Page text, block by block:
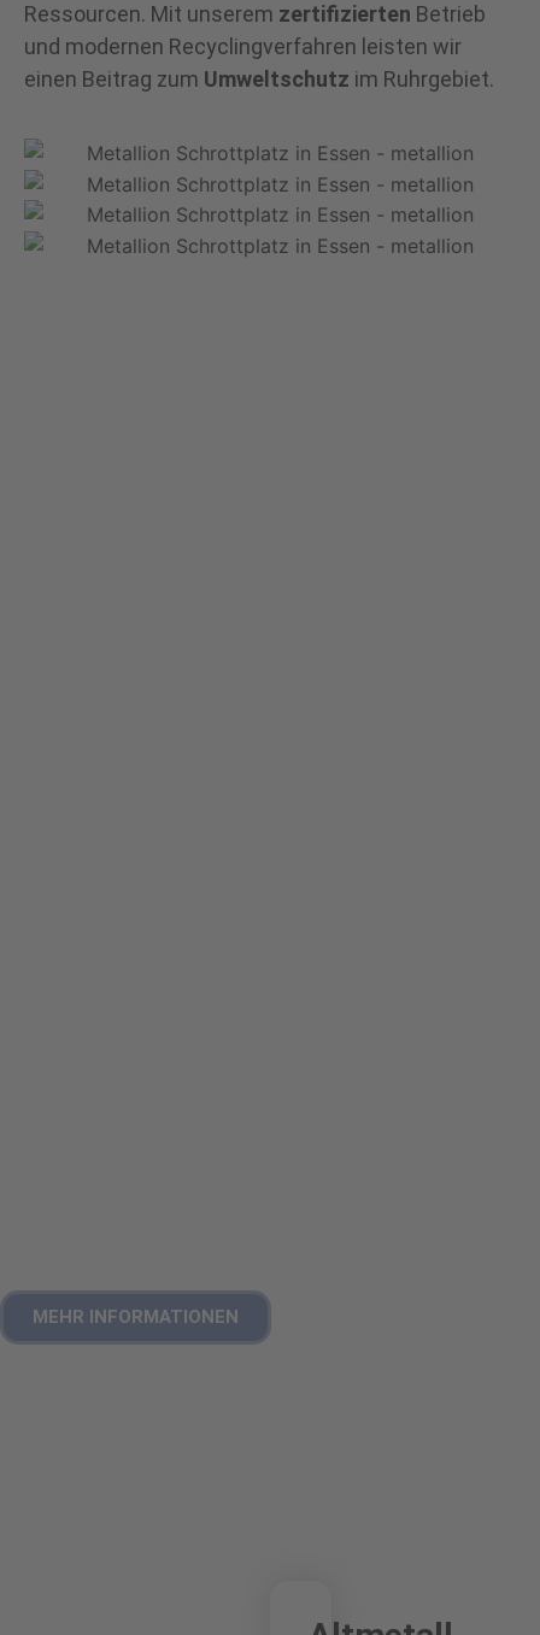
Ressourcen. Mit unserem zertifizierten Betrieb
und modernen Recyclingverfahren leisten wir
einen Beitrag zum Umweltschutz im Ruhrgebiet.
MEHR INFORMATIONEN